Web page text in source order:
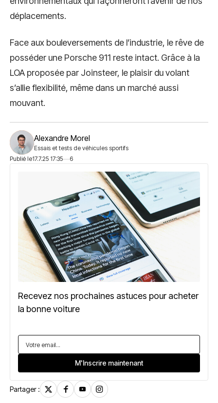
déplacements.
Face aux bouleversements de l’industrie, le rêve de
posséder une Porsche 911 reste intact. Grâce à la
LOA proposée par Joinsteer, le plaisir du volant
s’allie flexibilité, même dans un marché aussi
mouvant.
Alexandre Morel
Essais et tests de véhicules sportifs
Publié le17.7.25 17:35 6
Recevez nos prochaines astuces pour acheter
la bonne voiture
Partager :